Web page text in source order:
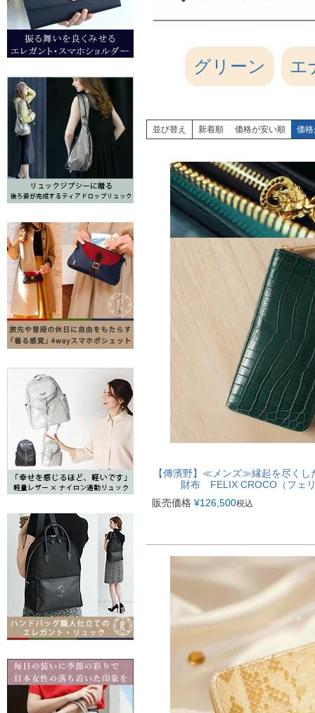
グリーン エ
並び替え 新着順 価格が安い順 価
【傳濱野】≪メンズ≫縁起を尽くし
財布 FELIX CROCO（フェ
販売価格 ¥126,500税込